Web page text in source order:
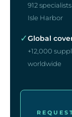
912
Isle Harbor
✓Global
+12,000
worldwide